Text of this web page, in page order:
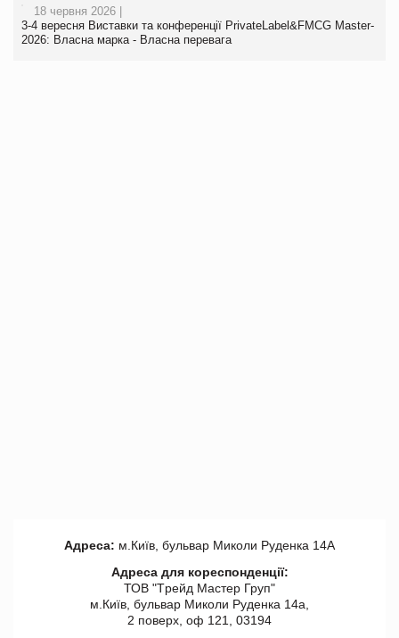
18 червня 2026 |
3-4 вересня Виставки та конференції PrivateLabel&FMCG Master-
2026: Власна марка - Власна перевага
Адреса: м.Київ, бульвар Миколи Руденка 14А
Адреса для кореспонденції:
ТОВ "Tрейд Мастер Груп"
м.Київ, бульвар Миколи Руденка 14а,
2 поверх, оф 121, 03194